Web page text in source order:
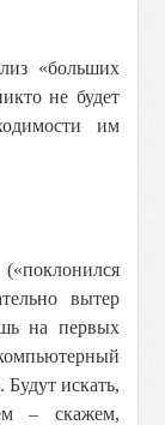
«больших
не будет
им
вытер
на первых
искать,
– скажем,